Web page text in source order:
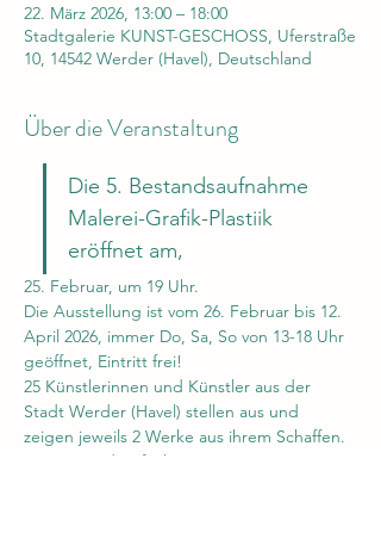
22. März 2026, 13:00 – 18:00
Stadtgalerie KUNST-GESCHOSS, Uferstraße
10, 14542 Werder (Havel), Deutschland
Über die Veranstaltung
Die 5. Bestandsaufnahme
Malerei-Grafik-Plastiik
eröffnet am,
25. Februar, um 19 Uhr.
Die Ausstellung ist vom 26. Februar bis 12.
April 2026, immer Do, Sa, So von 13-18 Uhr
geöffnet, Eintritt frei!
25 Künstlerinnen und Künstler aus der
Stadt Werder (Havel) stellen aus und
zeigen jeweils 2 Werke aus ihrem Schaffen.
Die Bestandsaufnahme ist eine